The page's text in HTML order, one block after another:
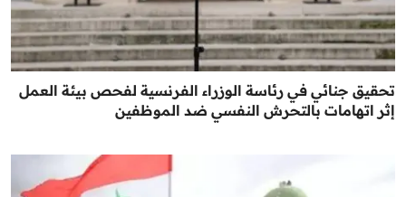
تحقيق جنائي في رئاسة الوزراء الفرنسية لفحص بيئة العمل
إثر اتهامات بالتحرش النفسي ضد الموظفين